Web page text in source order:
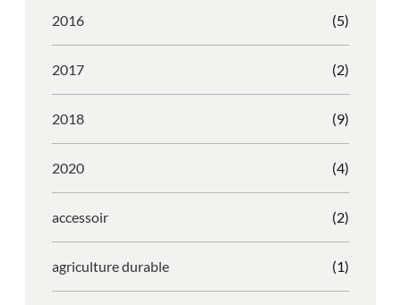
2016 (5)
2017 (2)
2018 (9)
2020 (4)
accessoir (2)
agriculture durable (1)